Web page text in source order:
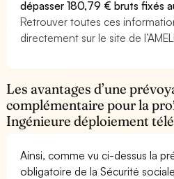
dépasser 180,79 € bruts fixés
Retrouver toutes ces
directement sur le site de
Les avantages d’une
complémentaire pour la
Ingénieure déploiement
Ainsi, comme vu ci-dessus la
obligatoire de la Sécurité